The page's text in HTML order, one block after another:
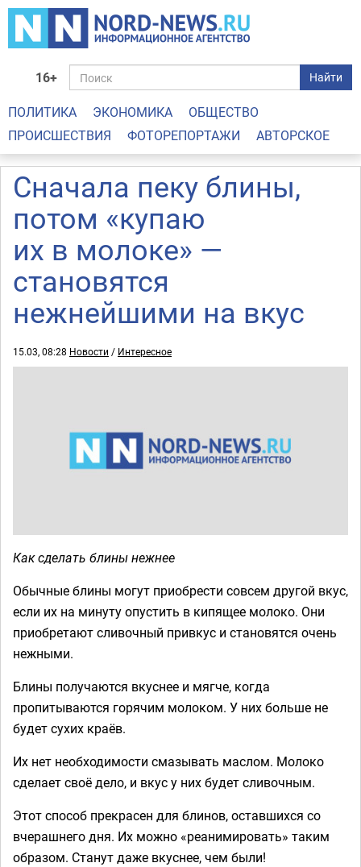
16+ Найти
ПОЛИТИКА ЭКОНОМИКА
ОБЩЕСТВО
ПРОИСШЕСТВИЯ
ФОТОРЕПОРТАЖИ АВТОРСКОЕ
Сначала пеку блины,
потом «купаю
их в молоке» —
становятся
нежнейшими на вкус
15.03, 08:28 Новости / Интересное
Как сделать блины нежнее
Обычные блины могут приобрести совсем другой вкус,
если их на минуту опустить в кипящее молоко. Они
приобретают сливочный привкус и становятся очень
нежными.
Блины получаются вкуснее и мягче, когда
пропитываются горячим молоком. У них больше не
будет сухих краёв.
Их нет необходимости смазывать маслом. Молоко
сделает своё дело, и вкус у них будет сливочным.
Этот способ прекрасен для блинов, оставшихся со
вчерашнего дня. Их можно «реанимировать» таким
образом. Станут даже вкуснее, чем были!